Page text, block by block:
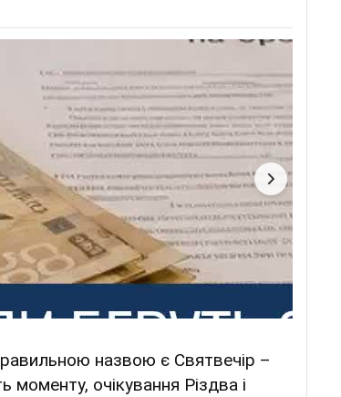
назвою є Святвечір –
моменту, очікування Різдва і